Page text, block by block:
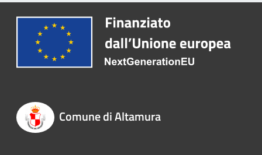
Comune di Altamura